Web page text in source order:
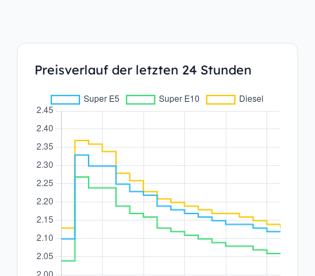
Preisverlauf der letzten 24 Stunden